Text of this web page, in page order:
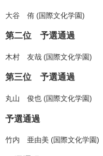
大谷 侑 (国際文化学園)
第二位 予選通過
木村 友哉 (国際文化学園)
第三位 予選通過
丸山 俊也 (国際文化学園)
予選通過
竹内 亜由美 (国際文化学園)